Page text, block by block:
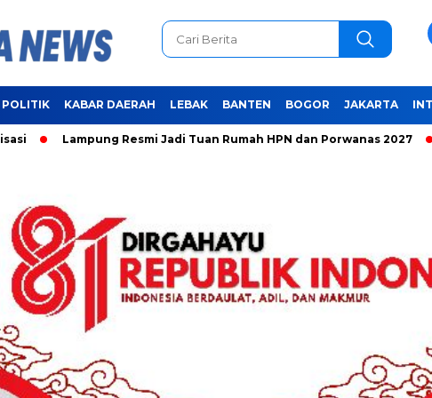
POLITIK KABAR DAERAH LEBAK BANTEN BOGOR JAKARTA
Lampung Resmi Jadi Tuan Rumah HPN dan Porwanas 2027